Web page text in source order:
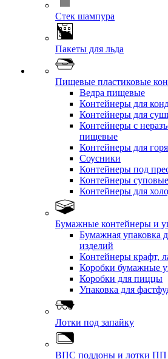
Стек шампура
Пакеты для льда
Пищевые пластиковые
Ведра пищевые
Контейнеры для
Контейнеры для
Контейнеры с
пищевые
Контейнеры для
Соусники
Контейнеры под
Контейнеры суповые
Контейнеры для
Бумажные контейнеры и
Бумажная упаковка
изделий
Контейнеры крафт,
Коробки бумажные
Коробки для пиццы
Упаковка для
Лотки под запайку
ВПС поддоны и лотки ПП